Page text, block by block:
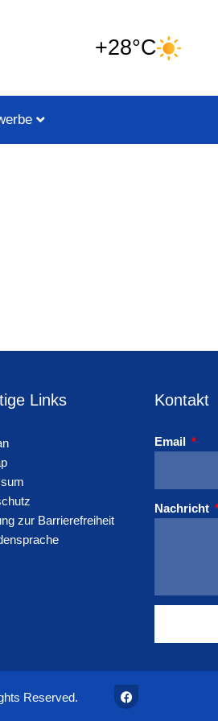
+28°C
Links
zur Barrierefreiheit
Kontakt
Email
Nachricht
Reserved.
F
a